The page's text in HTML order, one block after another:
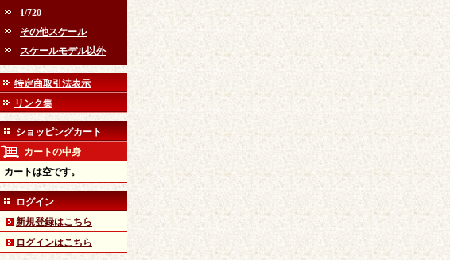
1/720
その他スケール
スケールモデル以外
特定商取引法表示
リンク集
ショッピングカート
カートの中身
カートは空です。
ログイン
新規登録はこちら
ログインはこちら